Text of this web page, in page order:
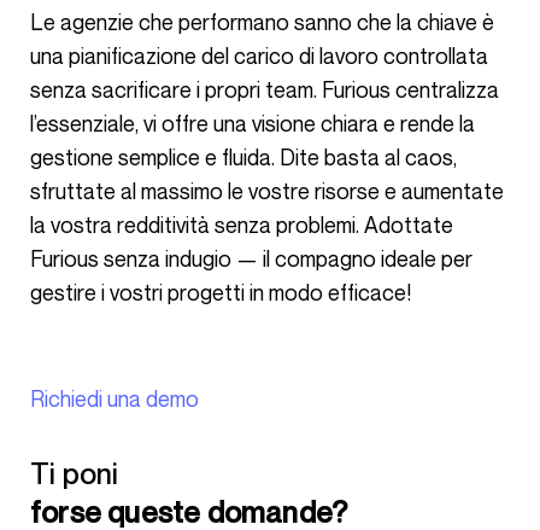
Le agenzie che performano sanno che la chiave è
una pianificazione del carico di lavoro controllata
senza sacrificare i propri team. Furious centralizza
l’essenziale, vi offre una visione chiara e rende la
gestione semplice e fluida. Dite basta al caos,
sfruttate al massimo le vostre risorse e aumentate
la vostra redditività senza problemi. Adottate
Furious senza indugio — il compagno ideale per
gestire i vostri progetti in modo efficace!
Richiedi una demo
Ti poni
forse queste domande?